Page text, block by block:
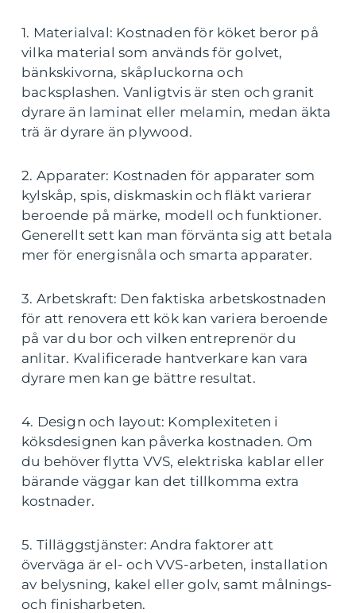
1. Materialval: Kostnaden för köket beror på
vilka material som används för golvet,
bänkskivorna, skåpluckorna och
backsplashen. Vanligtvis är sten och granit
dyrare än laminat eller melamin, medan äkta
trä är dyrare än plywood.
2. Apparater: Kostnaden för apparater som
kylskåp, spis, diskmaskin och fläkt varierar
beroende på märke, modell och funktioner.
Generellt sett kan man förvänta sig att betala
mer för energisnåla och smarta apparater.
3. Arbetskraft: Den faktiska arbetskostnaden
för att renovera ett kök kan variera beroende
på var du bor och vilken entreprenör du
anlitar. Kvalificerade hantverkare kan vara
dyrare men kan ge bättre resultat.
4. Design och layout: Komplexiteten i
köksdesignen kan påverka kostnaden. Om
du behöver flytta VVS, elektriska kablar eller
bärande väggar kan det tillkomma extra
kostnader.
5. Tilläggstjänster: Andra faktorer att
överväga är el- och VVS-arbeten, installation
av belysning, kakel eller golv, samt målnings-
och finisharbeten.